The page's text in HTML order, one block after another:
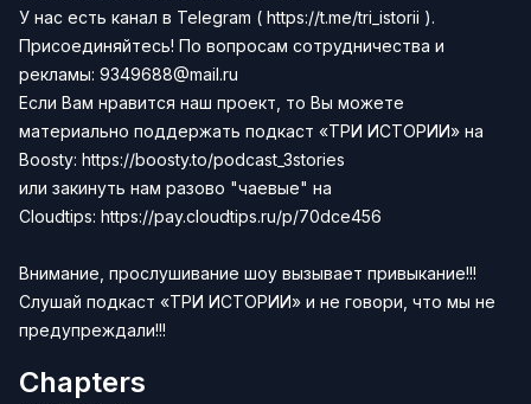
У нас есть канал в Telegram ( https://t.me/tri_istorii ).
Присоединяйтесь! По вопросам сотрудничества и
рекламы: 9349688@mail.ru
Если Вам нравится наш проект, то Вы можете
материально поддержать подкаст «ТРИ ИСТОРИИ» на
Boosty: https://boosty.to/podcast_3stories
или закинуть нам разово "чаевые" на
Сloudtips: https://pay.cloudtips.ru/p/70dce456
Внимание, прослушивание шоу вызывает привыкание!!!
Слушай подкаст «ТРИ ИСТОРИИ» и не говори, что мы не
предупреждали!!!
Chapters